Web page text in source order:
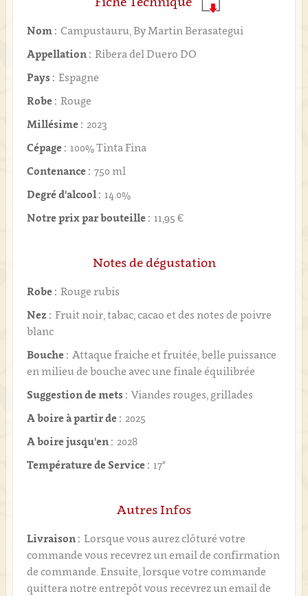
Nom : Campustauru, By Martin Berasategui
Appellation : Ribera del Duero DO
Pays : Espagne
Robe : Rouge
Millésime : 2023
Cépage : 100% Tinta Fina
Contenance : 750 ml
Degré d'alcool : 14.0%
Notre prix par bouteille : 11,95 €
Notes de dégustation
Robe : Rouge rubis
Nez : Fruit noir, tabac, cacao et des notes de poivre
blanc
Bouche : Attaque fraiche et fruitée, belle puissance
en milieu de bouche avec une finale équilibrée
Suggestion de mets : Viandes rouges, grillades
A boire à partir de : 2025
A boire jusqu'en : 2028
Température de Service : 17°
Autres Infos
Livraison : Lorsque vous aurez clôturé votre
commande vous recevrez un email de confirmation
de commande. Ensuite, lorsque votre commande
quittera notre entrepôt vous recevrez un email de